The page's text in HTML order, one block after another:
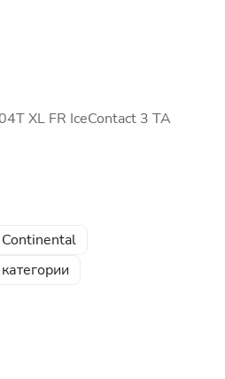
XL FR IceContact 3 TA